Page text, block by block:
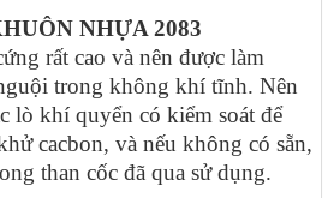
NHỰA 2083
rất cao và nên được làm
trong không khí tĩnh. Nên
lò khí quyển có kiểm soát để
cacbon, và nếu không có sẵn,
than cốc đã qua sử dụng.